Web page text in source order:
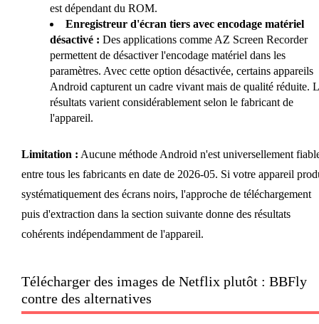
est dépendant du ROM.
Enregistreur d'écran tiers avec encodage matériel
désactivé : Des applications comme AZ Screen Recorder
permettent de désactiver l'encodage matériel dans les
paramètres. Avec cette option désactivée, certains appareils
Android capturent un cadre vivant mais de qualité réduite.
résultats varient considérablement selon le fabricant de
l'appareil.
Limitation : Aucune méthode Android n'est universellement
entre tous les fabricants en date de 2026-05. Si votre appareil
systématiquement des écrans noirs, l'approche de téléchargement
puis d'extraction dans la section suivante donne des résultats
cohérents indépendamment de l'appareil.
Télécharger des images de Netflix plutôt : BBFly
contre des alternatives